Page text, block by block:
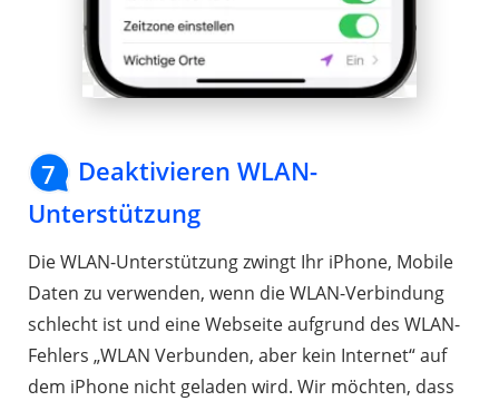
7
Deaktivieren WLAN-
Unterstützung
Die WLAN-Unterstützung zwingt Ihr iPhone, Mobile
Daten zu verwenden, wenn die WLAN-Verbindung
schlecht ist und eine Webseite aufgrund des WLAN-
Fehlers „WLAN Verbunden, aber kein Internet“ auf
dem iPhone nicht geladen wird. Wir möchten, dass